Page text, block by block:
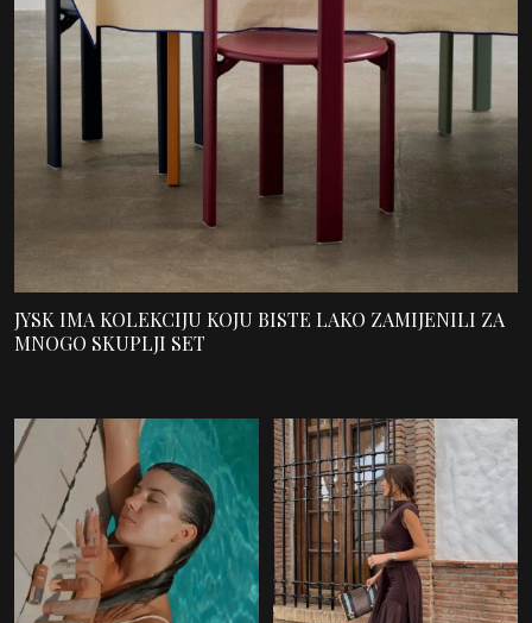
JYSK IMA KOLEKCIJU KOJU BISTE LAKO ZAMIJENILI ZA
MNOGO SKUPLJI SET